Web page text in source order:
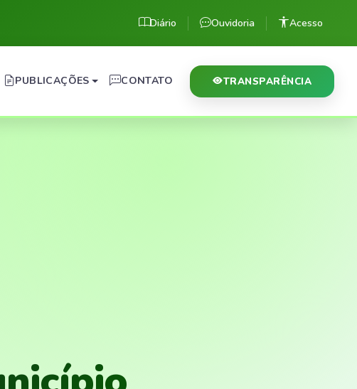
Diário Ouvidoria Acesso
PUBLICAÇÕES CONTATO TRANSPARÊNCIA